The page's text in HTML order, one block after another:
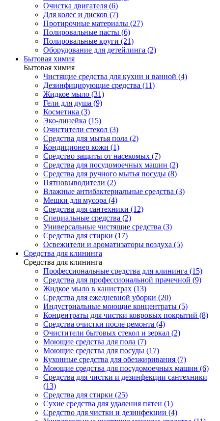
Очистка двигателя (6)
Для колес и дисков (7)
Протирочные материалы (27)
Полировальные пасты (6)
Полировальные круги (21)
Оборудование для детейлинга (2)
Бытовая химия
Бытовая химия
Чистящие средства для кухни и ванной (4)
Дезинфицирующие средства (11)
Жидкое мыло (31)
Гели для душа (9)
Косметика (3)
Эко-линейка (15)
Очистители стекол (3)
Средства для мытья пола (2)
Кондиционер кожи (1)
Средство защиты от насекомых (7)
Средства для посудомоечных машин (2)
Средства для ручного мытья посуды (8)
Пятновыводители (2)
Влажные антибактериальные средства (3)
Мешки для мусора (4)
Средства для сантехники (12)
Специальные средства (2)
Универсальные чистящие средства (3)
Средства для стирки (17)
Освежители и ароматизаторы воздуха (5)
Средства для клининга
Средства для клининга
Профессиональные средства для клининга (15)
Средства для профессиональной прачечной (9)
Жидкое мыло в канистрах (13)
Средства для ежедневной уборки (20)
Индустриальные моющие концентраты (5)
Концентраты для чистки ковровых покрытий (8)
Средства очистки после ремонта (4)
Очистители бытовых стекол и зеркал (2)
Моющие средства для пола (7)
Моющие средства для посуды (17)
Кухонные средства для обезжиривания (7)
Моющие средства для посудомоечных машин (6)
Средства для чистки и дезинфекции сантехники
(13)
Средства для стирки (25)
Сухие средства для удаления пятен (1)
Средство для чистки и дезинфекции (4)